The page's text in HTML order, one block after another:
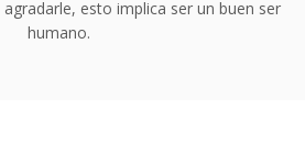
esto implica ser un buen ser
humano.